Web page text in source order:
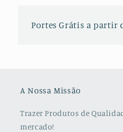
Portes Grátis a partir
A Nossa Missão
Trazer Produtos de
mercado!